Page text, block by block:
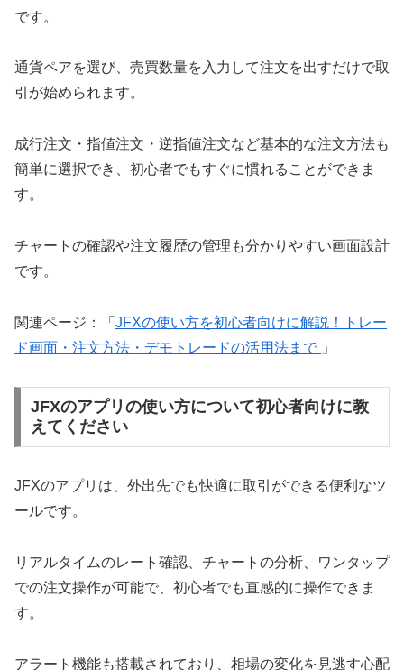
です。
通貨ペアを選び、売買数量を入力して注文を出すだけで取
引が始められます。
成行注文・指値注文・逆指値注文など基本的な注文方法も
簡単に選択でき、初心者でもすぐに慣れることができま
す。
チャートの確認や注文履歴の管理も分かりやすい画面設計
です。
関連ページ：「 JFXの使い方を初心者向けに解説！トレー
ド画面・注文方法・デモトレードの活用法まで 」
JFXのアプリの使い方について初心者向けに教
えてください
JFXのアプリは、外出先でも快適に取引ができる便利なツ
ールです。
リアルタイムのレート確認、チャートの分析、ワンタップ
での注文操作が可能で、初心者でも直感的に操作できま
す。
アラート機能も搭載されており、相場の変化を見逃す心配